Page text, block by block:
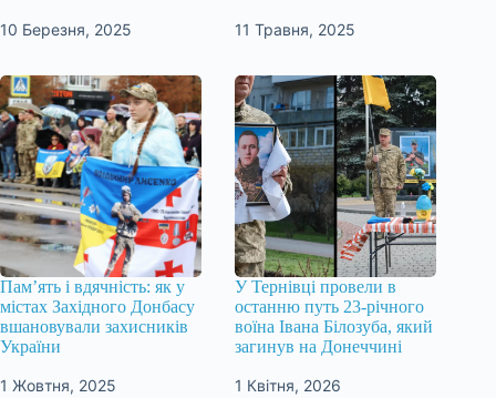
10 Березня, 2025 11 Травня, 2025
Пам’ять і вдячність: як у
містах Західного Донбасу
вшановували захисників
України
1 Жовтня, 2025
У Тернівці провели в
останню путь 23-річного
воїна Івана Білозуба, який
загинув на Донеччині
1 Квітня, 2026